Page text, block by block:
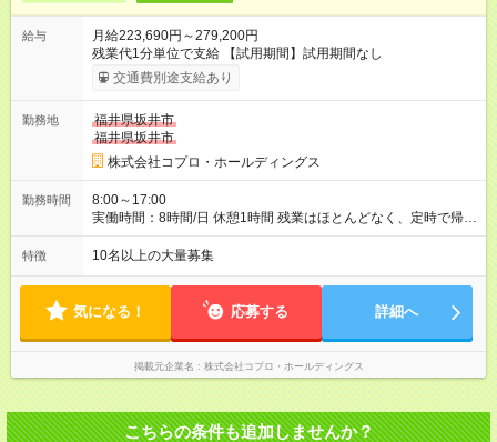
給与
月給223,690円～279,200円
残業代1分単位で支給 【試用期間】試用期間なし
交通費別途支給あり
勤務地
福井県坂井市
福井県坂井市
株式会社コプロ・ホールディングス
勤務時間
8:00～17:00
実働時間：8時間/日 休憩1時間 残業はほとんどなく、定時で帰れ
る日が多い働き方です。 毎日の業務は進捗管理や事務が中心な
ので、 「今日やるべき仕事」が終われば、自然と区切りをつけ
方を大切にしています。
特徴 10名以上の大量募集
気になる！ 応募する 詳細へ
掲載元企業名 株式会社コプロ・ホールディングス
こちらの条件も追加しませんか？